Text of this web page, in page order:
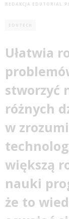
REDAKCJA EDUTORIAL.PL
EDUTECH
Ułatwia
problemó
stworzyć
różnych
w
większą
nauki
że to